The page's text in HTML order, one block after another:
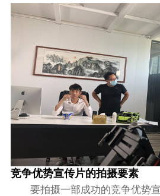
竞争优势宣传片的拍摄要素
要拍摄一部成功的竞争优势